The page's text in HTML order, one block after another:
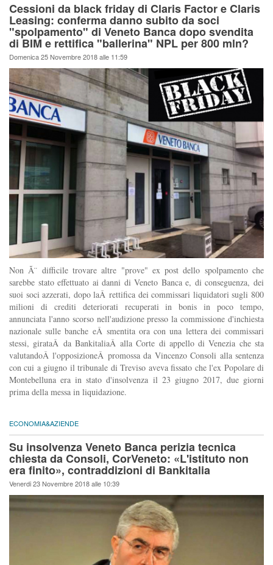
Cessioni da black friday di Claris Factor e Claris
Leasing: conferma danno subito da soci
"spolpamento" di Veneto Banca dopo svendita
di BIM e rettifica "ballerina" NPL per 800 mln?
Domenica 25 Novembre 2018 alle 11:59
Non Ã¨ difficile trovare altre "prove" ex post dello spolpamento che
sarebbe stato effettuato ai danni di Veneto Banca e, di conseguenza, dei
suoi soci azzerati, dopo laÂ rettifica dei commissari liquidatori sugli 800
milioni di crediti deteriorati recuperati in bonis in poco tempo,
annunciata l'anno scorso nell'audizione presso la commissione d'inchiesta
nazionale sulle banche eÂ smentita ora con una lettera dei commissari
stessi, girataÂ da BankitaliaÂ alla Corte di appello di Venezia che sta
valutandoÂ l'opposizioneÂ promossa da Vincenzo Consoli alla sentenza
con cui a giugno il tribunale di Treviso aveva fissato che l'ex Popolare di
Montebelluna era in stato d'insolvenza il 23 giugno 2017, due giorni
prima della messa in liquidazione.
ECONOMIA&AZIENDE
Su insolvenza Veneto Banca perizia tecnica
chiesta da Consoli, CorVeneto: «L'istituto non
era finito», contraddizioni di Bankitalia
Venerdi 23 Novembre 2018 alle 10:39